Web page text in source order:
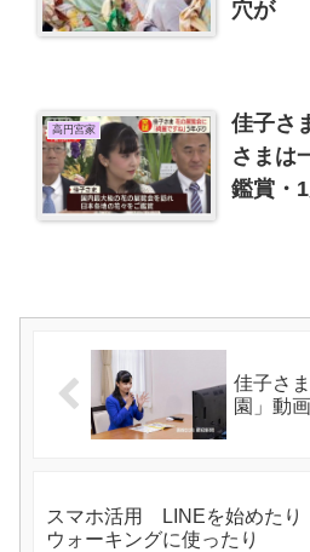
穴が
高円宮家
佳子さ
さまは
鑑賞・
佳子さ
園」動
スマホ活用 LINEを始めたり
ウォーキングに使ったり